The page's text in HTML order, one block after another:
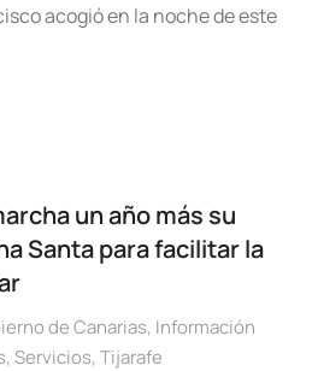
acogió en la noche de este
un año más su
Santa para facilitar la
de Canarias, Información
, Servicios, Tijarafe